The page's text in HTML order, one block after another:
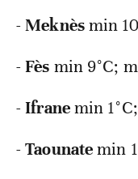
-Meknèsmin
-Fès min 9°C;
-Ifranemin
-Taounatemin